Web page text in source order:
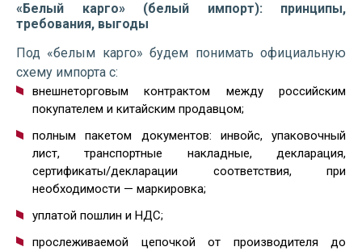
«Белый карго» (белый импорт): принципы,
требования, выгоды
Под «белым карго» будем понимать официальную
схему импорта с:
внешнеторговым контрактом между российским
покупателем и китайским продавцом;
полным пакетом документов: инвойс, упаковочный
лист, транспортные накладные, декларация,
сертификаты/декларации соответствия, при
необходимости — маркировка;
уплатой пошлин и НДС;
прослеживаемой цепочкой от производителя до